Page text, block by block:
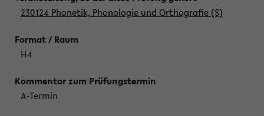
230124 Phonetik, Phonologie und Orthografie (S)
H4
A-Termin